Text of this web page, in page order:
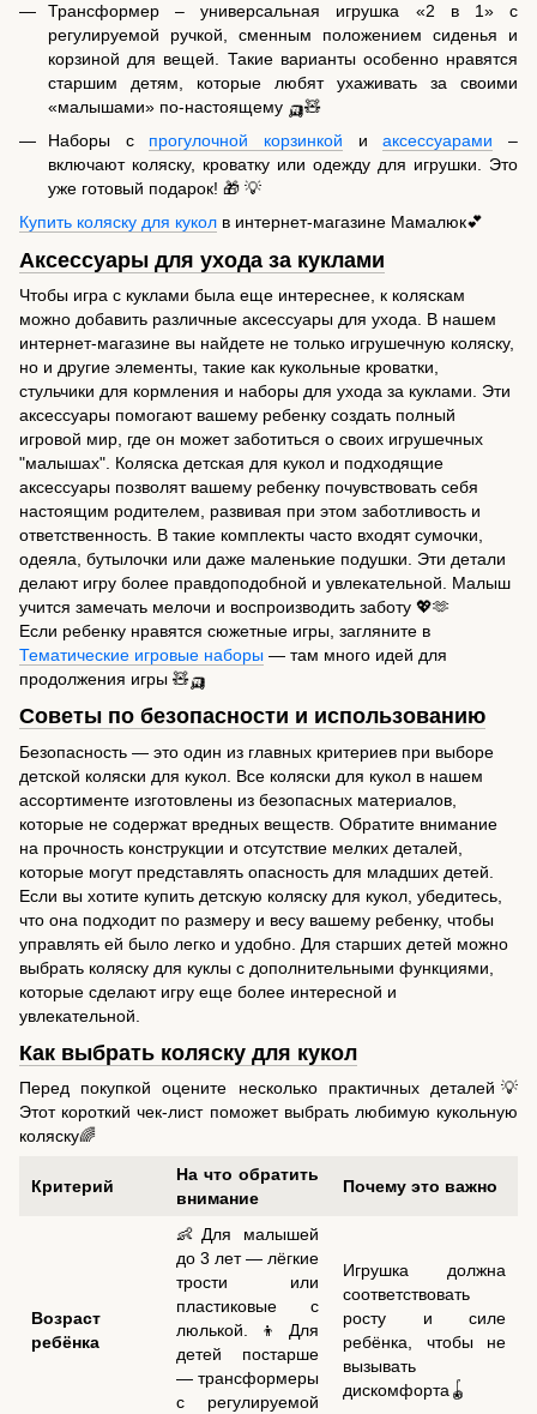
Трансформер – универсальная игрушка «2 в 1» с
регулируемой ручкой, сменным положением сиденья и
корзиной для вещей. Такие варианты особенно нравятся
старшим детям, которые любят ухаживать за своими
«малышами» по-настоящему 🛺🧸
Наборы с прогулочной корзинкой иаксессуарами –
включают коляску, кроватку или одежду для игрушки. Это
уже готовый подарок! 🎁 💡
Купить коляску для кукол в интернет-магазине Мамалюк💕
Аксессуары для ухода за куклами
Чтобы игра с куклами была еще интереснее, к коляскам
можно добавить различные аксессуары для ухода. В нашем
интернет-магазине вы найдете не только игрушечную коляску,
но и другие элементы, такие как кукольные кроватки,
стульчики для кормления и наборы для ухода за куклами. Эти
аксессуары помогают вашему ребенку создать полный
игровой мир, где он может заботиться о своих игрушечных
"малышах". Коляска детская для кукол и подходящие
аксессуары позволят вашему ребенку почувствовать себя
настоящим родителем, развивая при этом заботливость и
ответственность. В такие комплекты часто входят сумочки,
одеяла, бутылочки или даже маленькие подушки. Эти детали
делают игру более правдоподобной и увлекательной. Малыш
учится замечать мелочи и воспроизводить заботу 💖🫶
Если ребенку нравятся сюжетные игры, загляните в
Тематические игровые наборы — там много идей для
продолжения игры 🧸🛺
Советы по безопасности и использованию
Безопасность — это один из главных критериев при выборе
детской коляски для кукол. Все коляски для кукол в нашем
ассортименте изготовлены из безопасных материалов,
которые не содержат вредных веществ. Обратите внимание
на прочность конструкции и отсутствие мелких деталей,
которые могут представлять опасность для младших детей.
Если вы хотите купить детскую коляску для кукол, убедитесь,
что она подходит по размеру и весу вашему ребенку, чтобы
управлять ей было легко и удобно. Для старших детей можно
выбрать коляску для куклы с дополнительными функциями,
которые сделают игру еще более интересной и
увлекательной.
Как выбрать коляску для кукол
Перед покупкой оцените несколько практичных деталей💡
Этот короткий чек-лист поможет выбрать любимую кукольную
коляску🌈
Критерий
На что обратить
внимание
Почему это важно
Возраст
ребёнка
👶Для малышей
до 3 лет — лёгкие
трости или
пластиковые с
люлькой.👦Для
детей постарше
— трансформеры
с регулируемой
Игрушка должна
соответствовать
росту и силе
ребёнка, чтобы не
вызывать
дискомфорта🪀